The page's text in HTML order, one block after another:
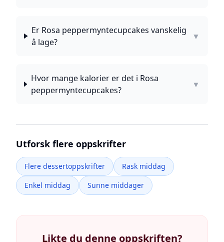
Er Rosa peppermyntecupcakes vanskelig
å lage?
▼
Hvor mange kalorier er det i Rosa
peppermyntecupcakes?
▼
Utforsk flere oppskrifter
Flere dessertoppskrifter
Rask middag
Enkel middag
Sunne middager
Likte du denne oppskriften?